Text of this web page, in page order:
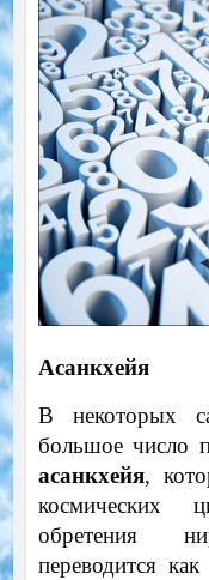
Асанкхейя
В некоторых
большое число
асанкхейя,
космических
обретения
переводится